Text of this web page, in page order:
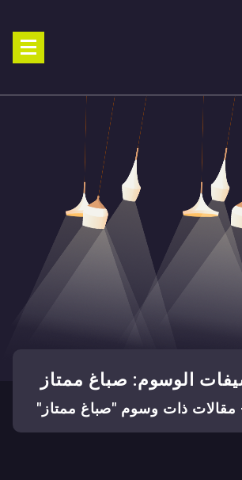
الديكورات الاحترافية اتصل الان
الوسوم: صباغ ممتاز
مقالات ذات وسوم "صباغ ممتاز"